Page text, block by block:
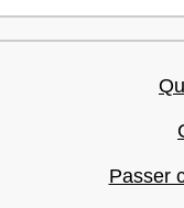
Passer